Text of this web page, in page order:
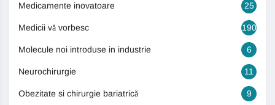
Medicamente inovatoare 25
Medicii vă vorbesc 190
Molecule noi introduse in industrie 6
Neurochirurgie 11
Obezitate si chirurgie bariatrică 9